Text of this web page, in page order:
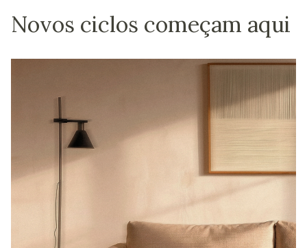
Novos ciclos começam aqui